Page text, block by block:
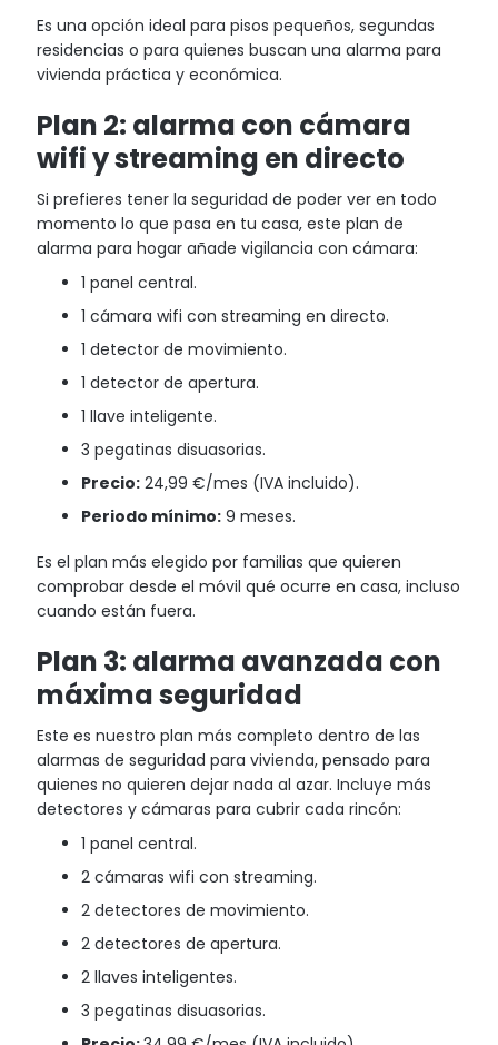
Es una opción ideal para pisos pequeños, segundas
residencias o para quienes buscan una alarma para
vivienda práctica y económica.
Plan 2: alarma con cámara
wifi y streaming en directo
Si prefieres tener la seguridad de poder ver en todo
momento lo que pasa en tu casa, este plan de
alarma para hogar añade vigilancia con cámara:
1 panel central.
1 cámara wifi con streaming en directo.
1 detector de movimiento.
1 detector de apertura.
1 llave inteligente.
3 pegatinas disuasorias.
Precio: 24,99 €/mes (IVA incluido).
Periodo mínimo: 9 meses.
Es el plan más elegido por familias que quieren
comprobar desde el móvil qué ocurre en casa, incluso
cuando están fuera.
Plan 3: alarma avanzada con
máxima seguridad
Este es nuestro plan más completo dentro de las
alarmas de seguridad para vivienda, pensado para
quienes no quieren dejar nada al azar. Incluye más
detectores y cámaras para cubrir cada rincón:
1 panel central.
2 cámaras wifi con streaming.
2 detectores de movimiento.
2 detectores de apertura.
2 llaves inteligentes.
3 pegatinas disuasorias.